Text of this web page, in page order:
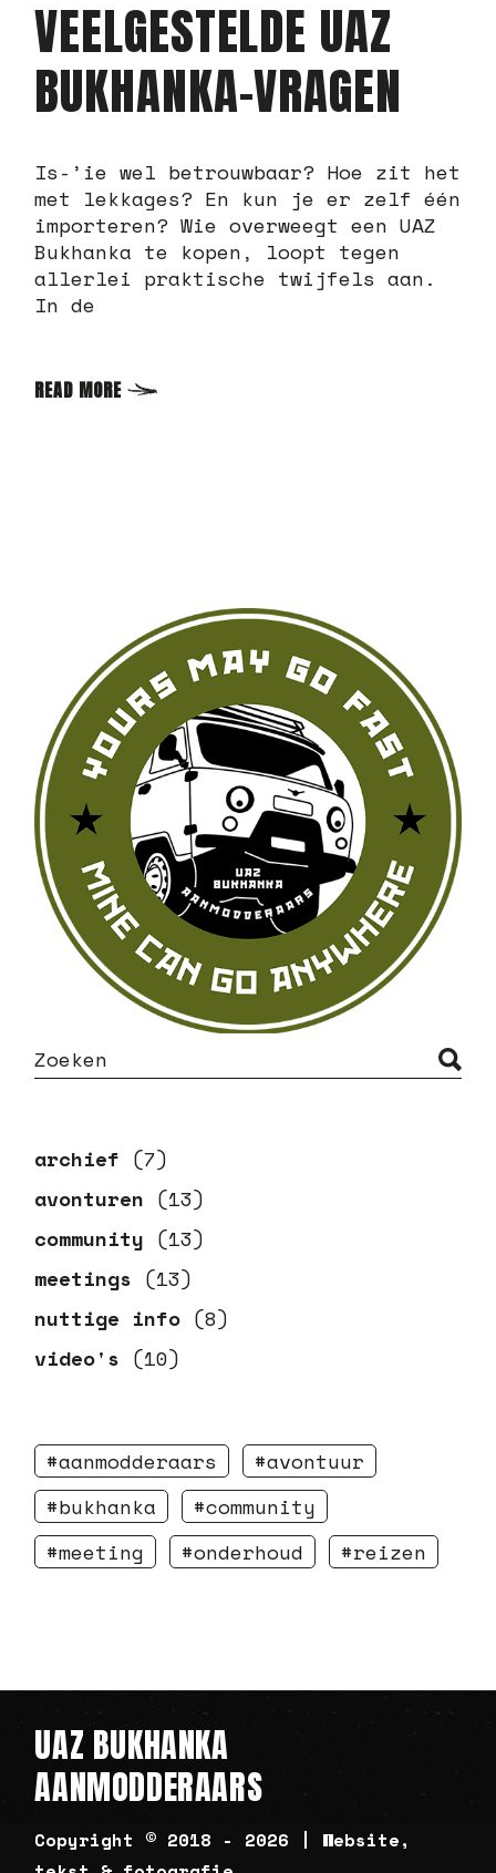
VEELGESTELDE UAZ
BUKHANKA-VRAGEN
Is-’ie wel betrouwbaar? Hoe zit het
met lekkages? En kun je er zelf één
importeren? Wie overweegt een UAZ
Bukhanka te kopen, loopt tegen
allerlei praktische twijfels aan.
In de
READ MORE
e
a
r
c
archief (7)
avonturen (13)
community (13)
meetings (13)
nuttige info (8)
video's (10)
aanmodderaars
avontuur
bukhanka
community
meeting
onderhoud reizen
UAZ BUKHANKA
AANMODDERAARS
Copyright © 2018 - 2026 | Website,